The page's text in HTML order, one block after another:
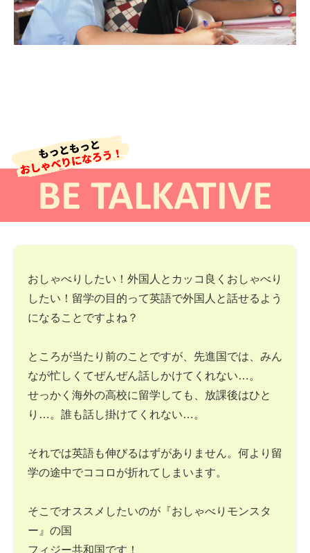
おしゃべりしたい！外国人とカッコ良くおしゃべり
したい！留学の目的って英語で外国人と話せるよう
になることですよね？
ところが当たり前のことですが、先進国では、みん
なが忙しくてぜんぜん話しかけてくれない…。
せっかく海外の高校に留学しても、放課後はひと
り…。誰も話し掛けてくれない…。
それでは英語も伸びるはずがありません。何より留
学の途中でココロが折れてしまいます。
そこでオススメしたいのが『おしゃべりモンスタ
ー』の国
フィジー共和国です！